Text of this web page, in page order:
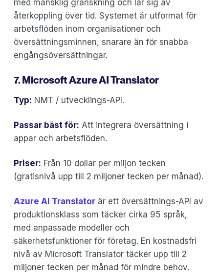
med mänsklig granskning och lär sig av
återkoppling över tid. Systemet är utformat för
arbetsflöden inom organisationer och
översättningsminnen, snarare än för snabba
engångsöversättningar.
7. Microsoft Azure AI Translator
Typ: NMT / utvecklings-API.
Passar bäst för: Att integrera översättning i
appar och arbetsflöden.
Priser: Från 10 dollar per miljon tecken
(gratisnivå upp till 2 miljoner tecken per månad).
‍Azure AI Translator är ett översättnings-API av
produktionsklass som täcker cirka 95 språk,
med anpassade modeller och
säkerhetsfunktioner för företag. En kostnadsfri
nivå av Microsoft Translator täcker upp till 2
miljoner tecken per månad för mindre behov.